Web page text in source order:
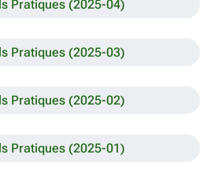
Pratiques (2025-04)
Pratiques (2025-03)
Pratiques (2025-02)
Pratiques (2025-01)